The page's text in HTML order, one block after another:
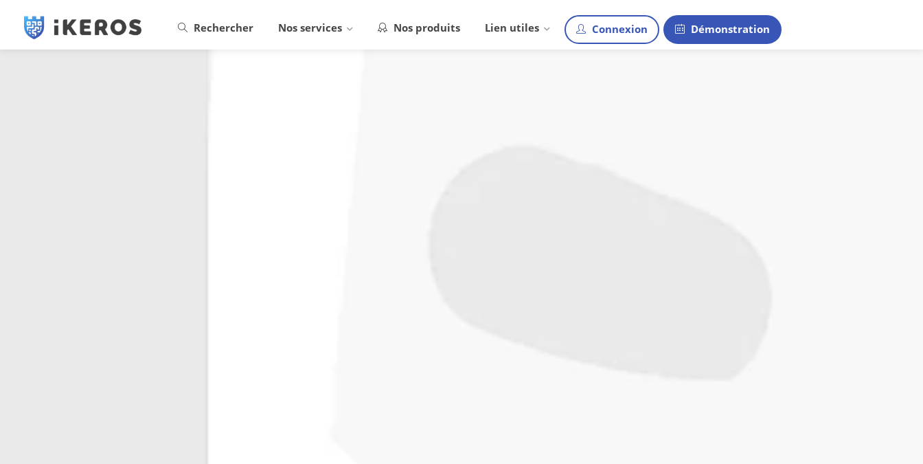
Rechercher Nos services Nos produits Lien utiles Connexion Démonstration